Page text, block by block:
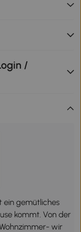
/
gemütliches
kommt. Von der
wir